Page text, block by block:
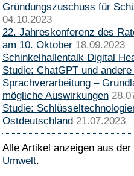
Gründungszuschuss für
04.10.2023
22. Jahreskonferenz des
am 10. Oktober 18.09.2023
Schinkelhallentalk Digital
Studie: ChatGPT und
Sprachverarbeitung –
mögliche Auswirkungen
Studie:
Ostdeutschland 21.07.2023
Alle Artikel anzeigen aus
Umwelt.